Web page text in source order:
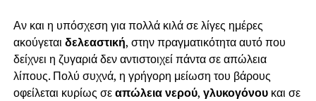
Μειωμένα Επίπεδα Χοληστερόλης
Λόγω της αποχής από τρόφιμα ζωικής προέλευσης,
αποτελεί μια πολύ καλή ευκαιρία για τη μείωση των
κορεσμένων λιπαρών και κατ’ επέκταση μια μείωση στις
τιμές της χοληστερόλης και των τριγλυκεριδίων. Αυτά
Αν και η υπόσχεση για πολλά κιλά σε λίγες ημέρες
ακούγεται δελεαστική, στην πραγματικότητα αυτό που
δείχνει η ζυγαριά δεν αντιστοιχεί πάντα σε απώλεια
λίπους. Πολύ συχνά, η γρήγορη μείωση του βάρους
οφείλεται κυρίως σεαπώλεια νερού, γλυκογόνουκαι σε